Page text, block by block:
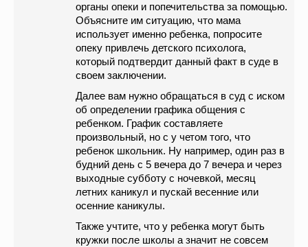
органы опеки и попечительства за помощью.
Объясните им ситуацию, что мама
использует именно ребенка, попросите
опеку привлечь детского психолога,
который подтвердит данный факт в суде в
своем заключении.
Далее вам нужно обращаться в суд с иском
об определении графика общения с
ребенком. График составляете
произвольный, но с у четом того, что
ребенок школьник. Ну например, один раз в
будний день с 5 вечера до 7 вечера и через
выходные субботу с ночевкой, месяц
летних каникул и пускай весенние или
осенние каникулы.
Также учтите, что у ребенка могут быть
кружки после школы а значит не совсем